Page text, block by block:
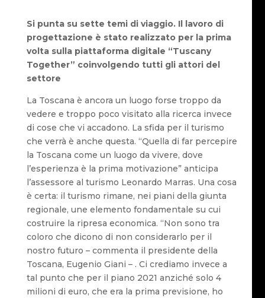
Si punta su sette temi di viaggio. Il lavoro di
progettazione è stato realizzato per la prima
volta sulla piattaforma digitale “Tuscany
Together” coinvolgendo tutti gli attori del
settore
La Toscana è ancora un luogo forse troppo da
vedere e troppo poco visitato alla ricerca invece
di cose che vi accadono. La sfida per il turismo
che verrà è anche questa. “Quella di far percepire
la Toscana come un luogo da vivere, dove
l’esperienza è la prima motivazione” anticipa
l’assessore al turismo Leonardo Marras. Una cosa
è certa: il turismo rimane, nei piani della giunta
regionale, une elemento fondamentale su cui
costruire la ripresa economica. “Non sono tra
coloro che dicono di non considerarlo per il
nostro futuro – commenta il presidente della
Toscana, Eugenio Giani – . Ci crediamo invece a
tal punto che per il piano 2021 anziché solo 4
milioni di euro, che era la prima previsione, ho